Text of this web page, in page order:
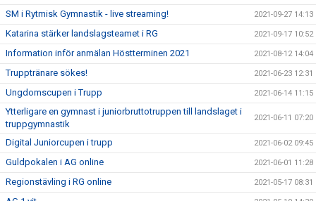
SM i Rytmisk Gymnastik - live streaming! 2021-09-27 14:13
Katarina stärker landslagsteamet i RG 2021-09-17 10:52
Information inför anmälan Höstterminen 2021 2021-08-12 14:04
Trupptränare sökes! 2021-06-23 12:31
Ungdomscupen i Trupp 2021-06-14 11:15
Ytterligare en gymnast i juniorbruttotruppen till landslaget i
truppgymnastik
2021-06-11 07:20
Digital Juniorcupen i trupp 2021-06-02 09:45
Guldpokalen i AG online 2021-06-01 11:28
Regionstävling i RG online 2021-05-17 08:31